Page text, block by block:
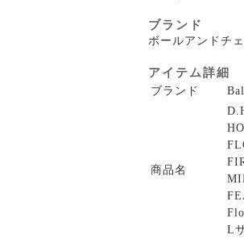
ブランド
ボールアンドチ
アイテム詳細
ブランド
商品名
L